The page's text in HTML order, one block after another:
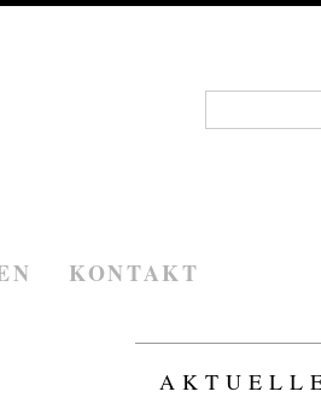
KONTAKT